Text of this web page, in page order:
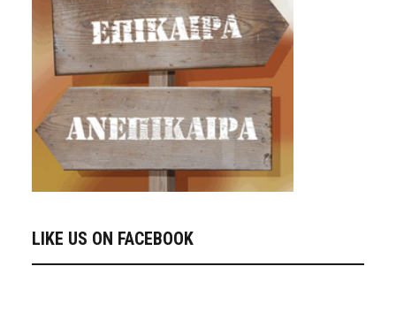
LIKE US ON FACEBOOK